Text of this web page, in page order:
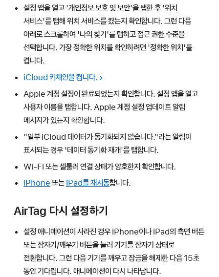
설정 앱을 열고 '개인정보 보호 및 보안'을 탭한 후 '위치
서비스'를 탭해 위치 서비스를 켰는지 확인합니다. 그런 다음
아래로 스크롤하여 '나의 찾기'를 탭하고 접근 권한 수준을
선택합니다. 가장 정확한 위치를 확인하려면 '정확한 위치'를
켭니다.
iCloud 키체인을 켭니다.
Apple 계정 설정이 완료되었는지 확인합니다. 설정 앱을 열고
사용자 이름을 탭합니다. Apple 계정 설정 업데이트 알림
메시지가 있는지 확인합니다.
"일부 iCloud 데이터가 동기화되지 않습니다."라는 알림이
표시되는 경우 '데이터 동기화 재개'를 탭합니다.
Wi-Fi 또는 셀룰러 연결 상태가 양호한지 확인합니다.
iPhone 또는 iPad를 재시동합니다.
AirTag 다시 설정하기
설정 애니메이션이 사라진 경우 iPhone이나 iPad의 측면 버튼
또는 잠자기/깨우기 버튼을 눌러 기기를 잠자기 상태로
전환합니다. 그런 다음 기기를 깨우고 잠금을 해제한 다음 15초
동안 기다립니다. 애니메이션이 다시 나타납니다.